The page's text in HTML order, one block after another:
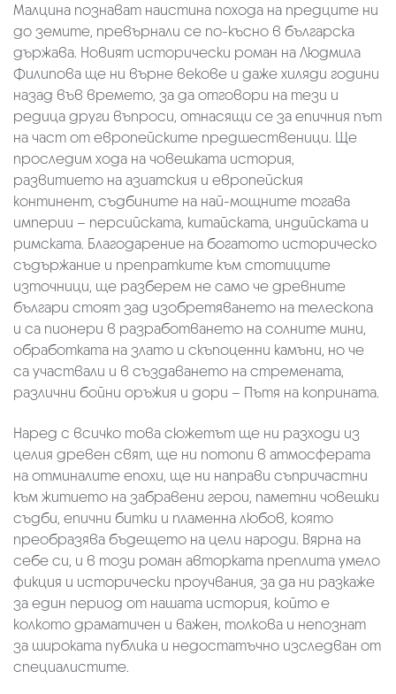
Малцина познават наистина похода на предците ни
до земите, превърнали се по-късно в българска
държава. Новият исторически роман на Людмила
Филипова ще ни върне векове и даже хиляди години
назад във времето, за да отговори на тези и
редица други въпроси, отнасящи се за епичния път
на част от европейските предшественици. Ще
проследим хода на човешката история,
развитието на азиатския и европейския
континент, съдбините на най-мощните тогава
империи – персийската, китайската, индийската и
римската. Благодарение на богатото историческо
съдържание и препратките към стотиците
източници, ще разберем не само че древните
българи стоят зад изобретяването на телескопа
и са пионери в разработването на солните мини,
обработката на злато и скъпоценни камъни, но че
са участвали и в създаването на стремената,
различни бойни оръжия и дори – Пътя на коприната.
Наред с всичко това сюжетът ще ни разходи из
целия древен свят, ще ни потопи в атмосферата
на отминалите епохи, ще ни направи съпричастни
към житието на забравени герои, паметни човешки
съдби, епични битки и пламенна любов, която
преобразява бъдещето на цели народи. Вярна на
себе си, и в този роман авторката преплита умело
фикция и исторически проучвания, за да ни разкаже
за един период от нашата история, който е
колкото драматичен и важен, толкова и непознат
за широката публика и недостатъчно изследван от
специалистите.